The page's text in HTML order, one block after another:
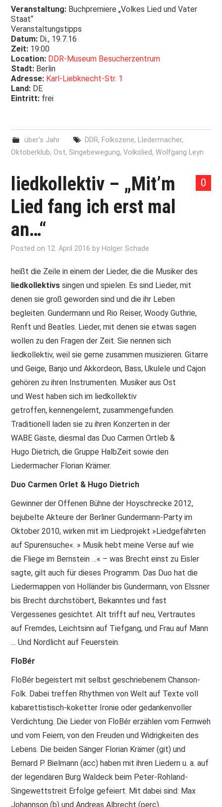
Veranstaltung: Buchpremiere „Volkes Lied und Vater
Staat“
Veranstaltungstipps
Datum: Di., 19.7.16
Zeit: 19:00
Location: DDR-Museum Besucherzentrum
Stadt: Berlin
Adresse: Karl-Liebknecht-Str. 1
Land: DE
Eintritt: frei
über's Jahr DDR, Folkszene, LIedermacher,
Oktoberklub,Ost, Singebewegung,Volkslied,Wolfgang Leyn
0
liedkollektiv – „Mit’m
Lied fang ich erst mal
an…“
Posted on 12. April 2016 by Holger Schade
heißt die Zeile in einem der Lieder, die die Musiker des
liedkollektivs singen und spielen. Es sind Lieder, mit
denen sie groß geworden sind und die ihr Leben
begleiten. Gundermann und Rio Reiser, Woody Guthrie,
Renft und Beatles. Lieder, mit denen sie etwas sagen
wollen zu den Fragen der Zeit. Sie nennen sich
liedkollektiv, weil sie gerne zusammen musizieren. Gitarre
und Geige, Banjo und Akkordeon, Bass, Ukulele und Cajon
gehören zu ihren Instrumenten. Musiker aus Ost
und West haben sich im liedkollektiv
getroffen, kennengelernt, zusammengefunden.
Traditionell laden sie zu ihren Konzerten in der
WABE Gäste, diesmal das Duo Carmen Ortleb &
Hugo Dietrich, die Gruppe HalbZeit sowie den
Liedermacher Florian Krämer.
Duo Carmen Orlet & Hugo Dietrich
Gewinner der Offenen Bühne der Hoyschrecke 2012,
bejubelte Akteure der Berliner Gundermann-Party im
Oktober 2010, wirken mit im Liedprojekt »Liedgefährten
auf Spurensuche«. » Musik hebt meine Verse auf wie
die Fliege im Bernstein …« – was Brecht einst zu Eisler
sagte, gilt auch für dieses Programm. Das Duo hat die
Liedermappen von Holländer bis Gundermann, von Elssner
bis Brecht durchstöbert, Bekanntes und fast
Vergessenes gesichtet. Alt trifft auf neu, Vertrautes
auf Fremdes, Leichtsinn auf Tiefgang, und Frau auf Mann
… Und Nordlicht auf Feuerstein.
FloBér
FloBér begeistert mit selbst geschriebenem Chanson-
Folk. Dabei treffen Rhythmen von Welt auf Texte voll
kabarettistisch-koketter Ironie oder gedankenvoller
Verdichtung. Die Lieder von FloBér erzählen vom Fernweh
und vom Feiern, von den Freuden und Widrigkeiten des
Lebens. Die beiden Sänger Florian Krämer (git) und
Bernard P. Bielmann (acc) haben mit ihren Liedern u. a. auf
der legendären Burg Waldeck beim Peter-Rohland-
Singewettstreit Erfolge gefeiert. Mit dabei sind: Max
Johannson (b) und Andreas Albrecht (perc).